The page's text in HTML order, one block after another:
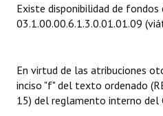
Resoluciones de Presidencia
Antiguos Pobladores
Noticias Destacadas
Existe disponibilidad de
03.1.00.00.6.1.3.0.01.01.09
En virtud de las atribuciones
inciso "f" del texto ordenado
15) del reglamento interno del